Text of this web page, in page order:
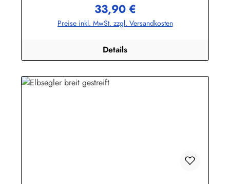
bekleidung.de
Regulärer Preis:
33,90 €
Preise inkl. MwSt. zzgl. Versandkosten
Details